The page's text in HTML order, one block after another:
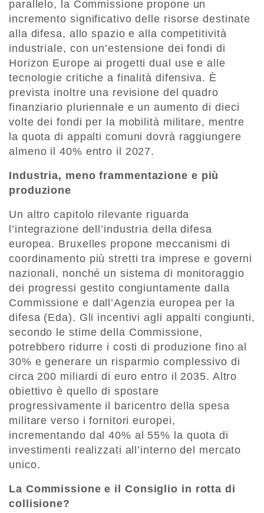
parallelo, la Commissione propone un
incremento significativo delle risorse destinate
alla difesa, allo spazio e alla competitività
industriale, con un’estensione dei fondi di
Horizon Europe ai progetti dual use e alle
tecnologie critiche a finalità difensiva. È
prevista inoltre una revisione del quadro
finanziario pluriennale e un aumento di dieci
volte dei fondi per la mobilità militare, mentre
la quota di appalti comuni dovrà raggiungere
almeno il 40% entro il 2027.
Industria, meno frammentazione e più
produzione
Un altro capitolo rilevante riguarda
l’integrazione dell’industria della difesa
europea. Bruxelles propone meccanismi di
coordinamento più stretti tra imprese e governi
nazionali, nonché un sistema di monitoraggio
dei progressi gestito congiuntamente dalla
Commissione e dall’Agenzia europea per la
difesa (Eda). Gli incentivi agli appalti congiunti,
secondo le stime della Commissione,
potrebbero ridurre i costi di produzione fino al
30% e generare un risparmio complessivo di
circa 200 miliardi di euro entro il 2035. Altro
obiettivo è quello di spostare
progressivamente il baricentro della spesa
militare verso i fornitori europei,
incrementando dal 40% al 55% la quota di
investimenti realizzati all’interno del mercato
unico.
La Commissione e il Consiglio in rotta di
collisione?